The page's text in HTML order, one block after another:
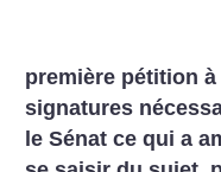
première pétition
signatures
le Sénat ce qui a